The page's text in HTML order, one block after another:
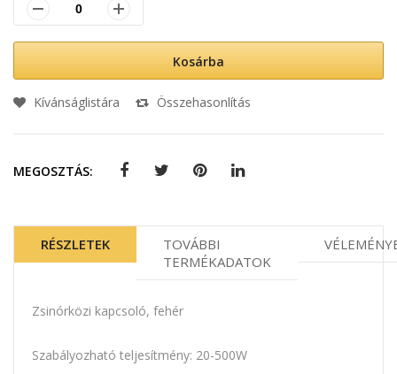
Kosárba
Kívánságlistára Összehasonlítás
MEGOSZTÁS:
RÉSZLETEK
TOVÁBBI
TERMÉKADATOK
Zsinórközi kapcsoló, fehér
Szabályozható teljesítmény: 20-500W